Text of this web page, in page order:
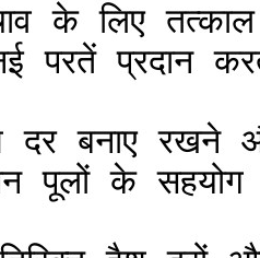
के लिए
परतें प्रदान
दर बनाए रखने
पूलों के सहयोग